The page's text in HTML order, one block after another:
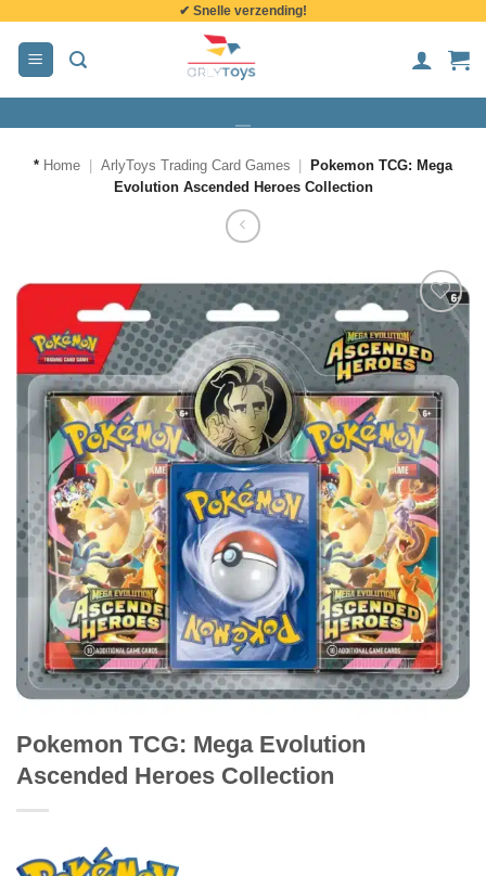
inhoud
✔ Snelle verzending!
* Home ArlyToys Trading Card Games
Pokemon TCG: Mega
Evolution Ascended Heroes Collection
Pokemon TCG: Mega Evolution
Ascended Heroes Collection